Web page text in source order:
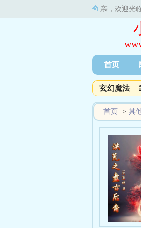
亲，欢迎光
首页
玄幻魔法
首页 > 其